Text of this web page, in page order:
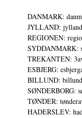
DANMARK:
JYLLAND:
REGIONEN:
SYDDANMARK:
TREKANTEN:
ESBJERG:
BILLUND:
SØNDERBORG:
TØNDER:
HADERSLEV: